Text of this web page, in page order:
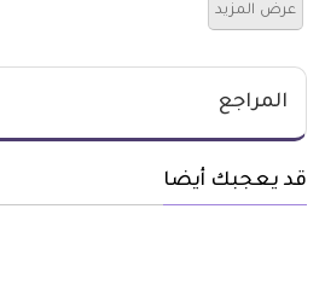
عرض المزيد
المراجع
قد يعجبك أيضا